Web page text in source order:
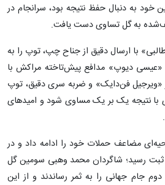
خود به دنبال حفظ نتیجه بود، سرانجام در
به گل تساوی دست یافت.
طالبی» با ارسال دقیق از جناح چپ، توپ را به
«عیسی دیوپ» مدافع پیش‌تاخته مراکش با
«ویرجیل فن‌دایک» و ضربه سری دقیق، توپ
با نتیجه یک بر یک مساوی شود و امیدهای
مضاعف حملات خود را ادامه داد و در
جالبی به ثبت رسید؛ شاگردان محمد وهبی سومین گل
نیمه دوم جام جهانی را به ثمر رساندند و از این